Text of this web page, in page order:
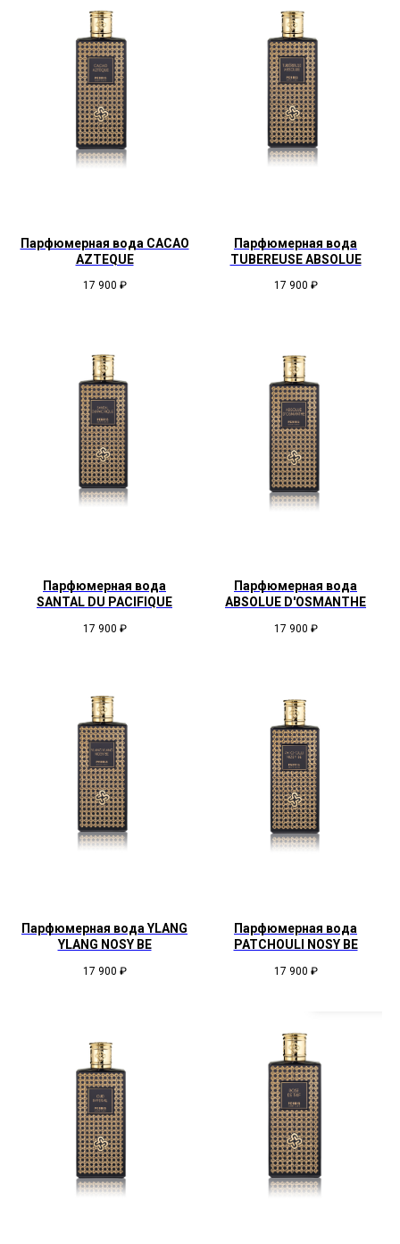
Парфюмерная вода CACAO
AZTEQUE
17 900 ₽
Парфюмерная вода
TUBEREUSE ABSOLUE
17 900 ₽
Парфюмерная вода
SANTAL DU PACIFIQUE
17 900 ₽
Парфюмерная вода
ABSOLUE D'OSMANTHE
17 900 ₽
Парфюмерная вода YLANG
YLANG NOSY BE
17 900 ₽
Парфюмерная вода
PATCHOULI NOSY BE
17 900 ₽